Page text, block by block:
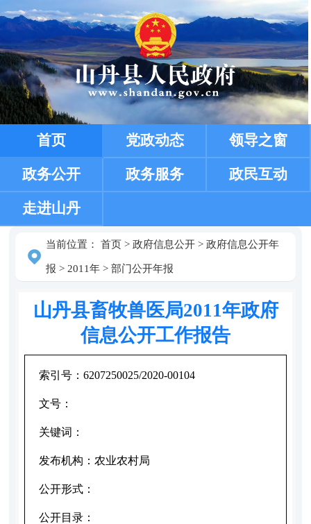
首页 党政动态 领导之窗
政务公开 政务服务 政民互动
走进山丹
当前位置： 首页> 政府信息公开> 政府信息公开年
报 > 2011年> 部门公开年报
山丹县畜牧兽医局2011年政府
信息公开工作报告
索引号： 6207250025/2020-00104
文号：
关键词：
发布机构： 农业农村局
公开形式：
公开目录：